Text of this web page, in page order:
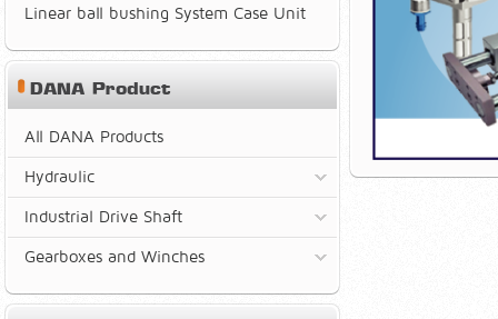
Linear ball bushing System Case Unit
DANA Product
All DANA Products
Hydraulic
Industrial Drive Shaft
Gearboxes and Winches